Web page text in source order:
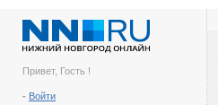
Привет, Гость !
- Войти